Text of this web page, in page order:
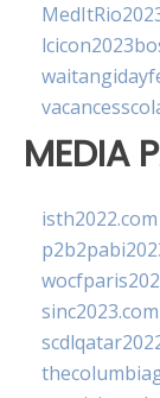
MEDIA
isth2022.com
sinc2023.com